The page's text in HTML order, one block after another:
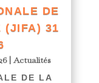
DE
(JIFA) 31
|Actualités
DE LA